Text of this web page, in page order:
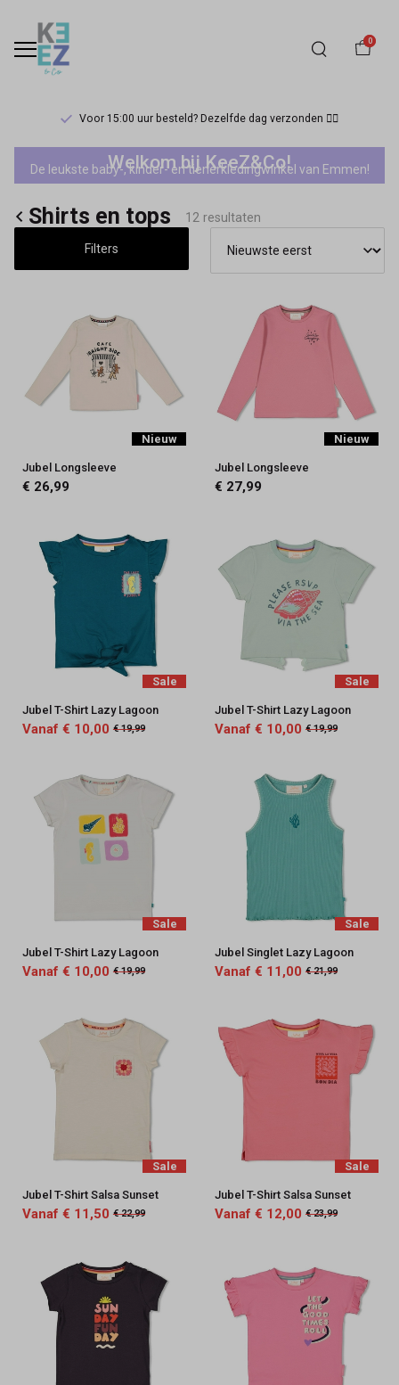
0
Voor 15:00 uur besteld? Dezelfde dag verzonden 🏃‍♀️
Jubel
shirts
en
tops
Keez&Co
Welkom bij KeeZ&Co!
De leukste baby-, kinder- en tienerkledingwinkel van Emmen!
Shirts en tops 12 resultaten
Filters
Nieuw
Jubel Longsleeve
€ 26,99
Nieuw
Jubel Longsleeve
€ 27,99
Sale
Jubel T-Shirt Lazy Lagoon
Vanaf € 10,00 € 19,99
Sale
Jubel T-Shirt Lazy Lagoon
Vanaf € 10,00 € 19,99
Sale
Jubel T-Shirt Lazy Lagoon
Vanaf € 10,00 € 19,99
Sale
Jubel Singlet Lazy Lagoon
Vanaf € 11,00 € 21,99
Sale
Jubel T-Shirt Salsa Sunset
Vanaf € 11,50 € 22,99
Sale
Jubel T-Shirt Salsa Sunset
Vanaf € 12,00 € 23,99